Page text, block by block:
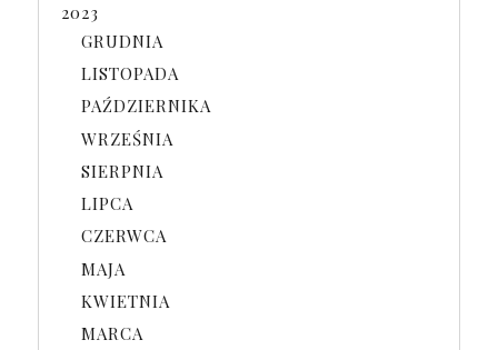
2023
GRUDNIA
LISTOPADA
PAŹDZIERNIKA
WRZEŚNIA
SIERPNIA
LIPCA
CZERWCA
MAJA
KWIETNIA
MARCA